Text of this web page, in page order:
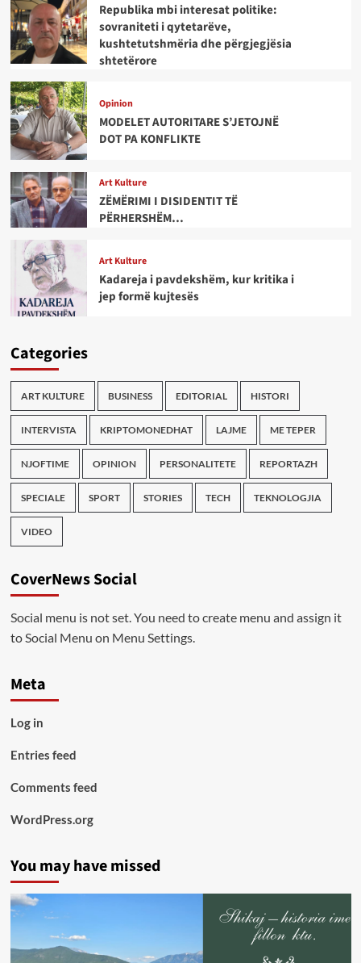
Republika mbi interesat politike:
sovraniteti i qytetarëve,
kushtetutshmëria dhe përgjegjësia
shtetërore
Opinion
MODELET AUTORITARE S’JETOJNË
DOT PA KONFLIKTE
Art Kulture
ZËMËRIMI I DISIDENTIT TË
PËRHERSHËM…
Art Kulture
Kadareja i pavdekshëm, kur kritika i
jep formë kujtesës
Categories
ART KULTURE BUSINESS EDITORIAL HISTORI
INTERVISTA KRIPTOMONEDHAT LAJME ME TEPER
NJOFTIME OPINION PERSONALITETE REPORTAZH
SPECIALE SPORT STORIES TECH TEKNOLOGJIA
VIDEO
CoverNews Social
Social menu is not set. You need to create menu and assign it
to Social Menu on Menu Settings.
Meta
Log in
Entries feed
Comments feed
WordPress.org
You may have missed